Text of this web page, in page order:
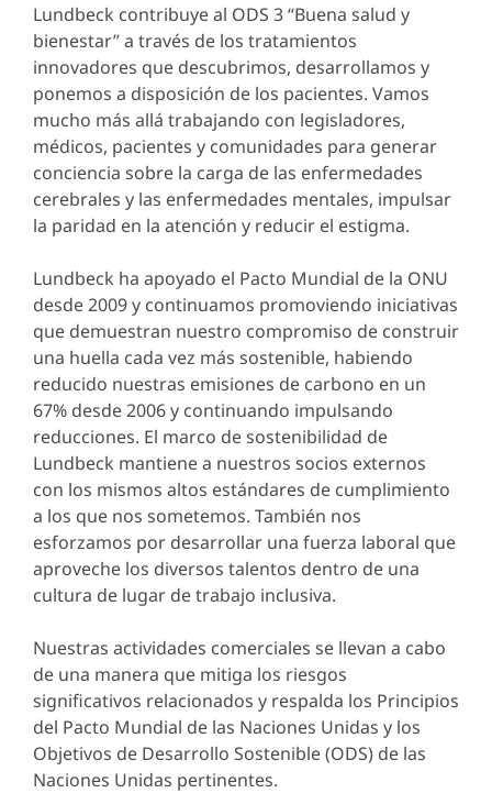
Lundbeck contribuye al ODS 3 “Buena salud y
bienestar” a través de los tratamientos
innovadores que descubrimos, desarrollamos y
ponemos a disposición de los pacientes. Vamos
mucho más allá trabajando con legisladores,
médicos, pacientes y comunidades para generar
conciencia sobre la carga de las enfermedades
cerebrales y las enfermedades mentales, impulsar
la paridad en la atención y reducir el estigma.
Lundbeck ha apoyado el Pacto Mundial de la ONU
desde 2009 y continuamos promoviendo iniciativas
que demuestran nuestro compromiso de construir
una huella cada vez más sostenible, habiendo
reducido nuestras emisiones de carbono en un
67% desde 2006 y continuando impulsando
reducciones. El marco de sostenibilidad de
Lundbeck mantiene a nuestros socios externos
con los mismos altos estándares de cumplimiento
a los que nos sometemos. También nos
esforzamos por desarrollar una fuerza laboral que
aproveche los diversos talentos dentro de una
cultura de lugar de trabajo inclusiva.
Nuestras actividades comerciales se llevan a cabo
de una manera que mitiga los riesgos
significativos relacionados y respalda los Principios
del Pacto Mundial de las Naciones Unidas y los
Objetivos de Desarrollo Sostenible (ODS) de las
Naciones Unidas pertinentes.